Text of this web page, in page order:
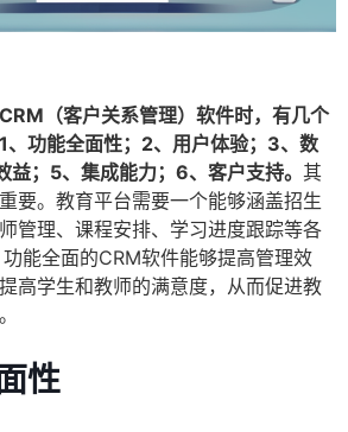
（客户关系管理）软件时，有几个
、功能全面性；2、用户体验；3、数
；5、集成能力；6、客户支持。 其
要。教育平台需要一个能够涵盖招生
管理、课程安排、学习进度跟踪等各
能全面的CRM软件能够提高管理效
高学生和教师的满意度，从而促进教
性